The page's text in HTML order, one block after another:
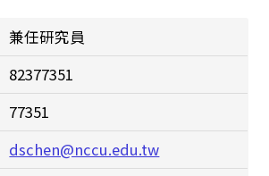
兼任研究員
82377351
77351
dschen@nccu.edu.tw